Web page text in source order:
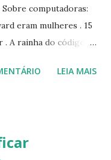
computadoras:
eram mulheres . 15
A rainha do código.
em 1964, na saída,
oferecendo
LEIA MAIS